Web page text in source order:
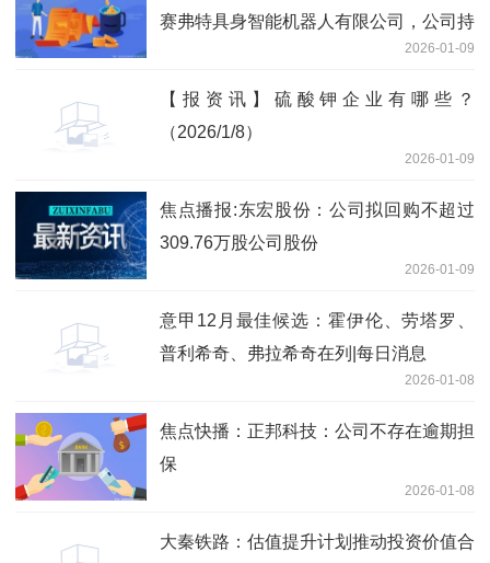
赛弗特具身智能机器人有限公司，公司持
股40%，经营范围涵盖智能工业机器人的
研发、制造及销售等业务，后续该公司将
2026-01-09
【报资讯】硫酸钾企业有哪些？
（2026/1/8）
2026-01-09
焦点播报:东宏股份：公司拟回购不超过
309.76万股公司股份
2026-01-09
意甲12月最佳候选：霍伊伦、劳塔罗、
普利希奇、弗拉希奇在列|每日消息
2026-01-08
焦点快播：正邦科技：公司不存在逾期担
保
2026-01-08
大秦铁路：估值提升计划推动投资价值合